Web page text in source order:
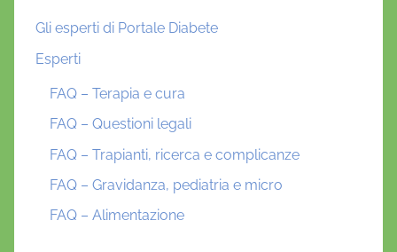
Gli esperti di Portale Diabete
Esperti
FAQ – Terapia e cura
FAQ – Questioni legali
FAQ – Trapianti, ricerca e complicanze
FAQ – Gravidanza, pediatria e micro
FAQ – Alimentazione